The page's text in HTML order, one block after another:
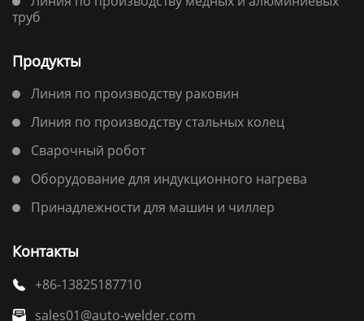
труб
Продукты
Линия по производству раковин
Линия по производству стальных колец
Сварочный робот
Оборудование для индукционного нагрева
Принадлежности для машин и чиллер
Контакты
 +86-13825187710
 sales01@auto-welder.com